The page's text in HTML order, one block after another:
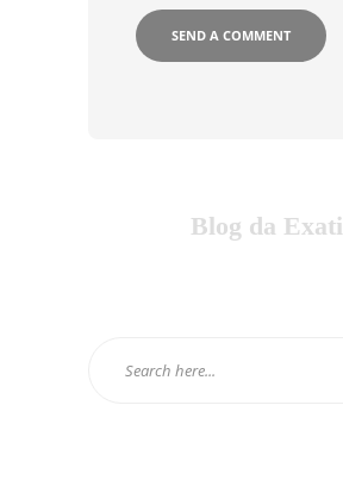
Blog da Exati